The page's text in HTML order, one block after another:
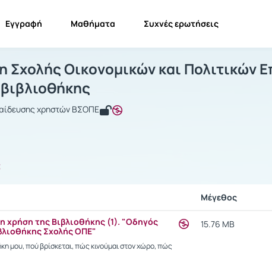
Εγγραφή Μαθήματα Συχνές ερωτήσεις
Σχολής Οικονομικών και
Σχολής Οικονομικών και Πολιτικών
χρηστών ΒΣΟΠΕ
Μέγεθος
χρήση της Βιβλιοθήκης (1). "Οδηγός
Σχολής ΟΠΕ"
μου, πού βρίσκεται, πώς κινούμαι στον χώρο, πώς
15.76 MB